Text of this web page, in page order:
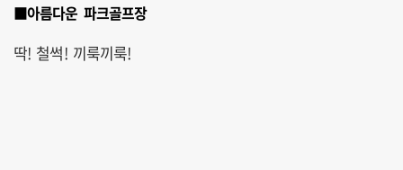
■아름다운 파크골프장
딱! 철썩! 끼룩끼룩!